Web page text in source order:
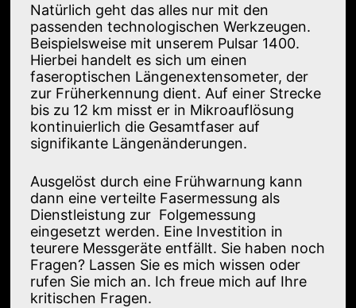
Natürlich geht das alles nur mit den
passenden technologischen Werkzeugen.
Beispielsweise mit unserem Pulsar 1400.
Hierbei handelt es sich um einen
faseroptischen Längenextensometer, der
zur Früherkennung dient. Auf einer Strecke
bis zu 12 km misst er in Mikroauflösung
kontinuierlich die Gesamtfaser auf
signifikante Längenänderungen.
Ausgelöst durch eine Frühwarnung kann
dann eine verteilte Fasermessung als
Dienstleistung zur Folgemessung
eingesetzt werden. Eine Investition in
teurere Messgeräte entfällt. Sie haben noch
Fragen? Lassen Sie es mich wissen oder
rufen Sie mich an. Ich freue mich auf Ihre
kritischen Fragen.